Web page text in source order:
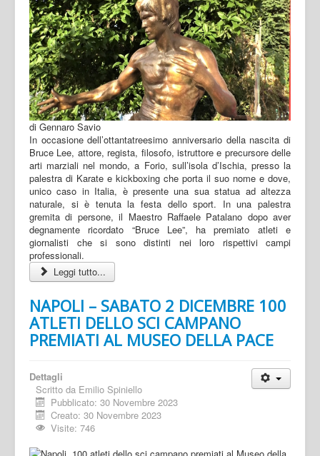
di Gennaro Savio
In occasione dell’ottantatreesimo anniversario della nascita di
Bruce Lee, attore, regista, filosofo, istruttore e precursore delle
arti marziali nel mondo, a Forio, sull’isola d’Ischia, presso la
palestra di Karate e kickboxing che porta il suo nome e dove,
unico caso in Italia, è presente una sua statua ad altezza
naturale, si è tenuta la festa dello sport. In una palestra
gremita di persone, il Maestro Raffaele Patalano dopo aver
degnamente ricordato “Bruce Lee”, ha premiato atleti e
giornalisti che si sono distinti nei loro rispettivi campi
professionali.
Leggi tutto...
NAPOLI – SABATO 2 DICEMBRE 100
ATLETI DELLO SCI CAMPANO
PREMIATI AL MUSEO DELLA PACE
Dettagli
Scritto da Emilio Spiniello
Pubblicato: 30 Novembre 2023
Creato: 30 Novembre 2023
Visite: 746